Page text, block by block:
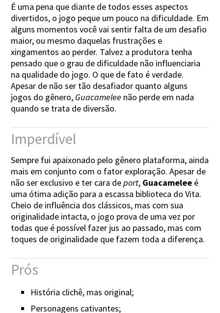
É uma pena que diante de todos esses aspectos
divertidos, o jogo peque um pouco na dificuldade. Em
alguns momentos você vai sentir falta de um desafio
maior, ou mesmo daquelas frustrações e
xingamentos ao perder. Talvez a produtora tenha
pensado que o grau de dificuldade não influenciaria
na qualidade do jogo. O que de fato é verdade.
Apesar de não ser tão desafiador quanto alguns
jogos do gênero, Guacamelee não perde em nada
quando se trata de diversão.
Imperdível
Sempre fui apaixonado pelo gênero plataforma, ainda
mais em conjunto com o fator exploração. Apesar de
não ser exclusivo e ter cara deport, Guacamelee é
uma ótima adição para a escassa biblioteca do Vita.
Cheio de influência dos clássicos, mas com sua
originalidade intacta, o jogo prova de uma vez por
todas que é possível fazer jus ao passado, mas com
toques de originalidade que fazem toda a diferença.
Prós
História clichê, mas original;
Personagens cativantes;